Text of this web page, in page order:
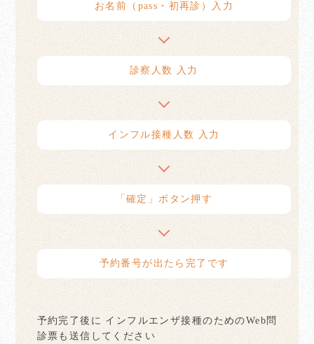
お名前（pass・初再診）入力
診察人数 入力
インフル接種人数 入力
「確定」ボタン押す
予約番号が出たら完了です
予約完了後に インフルエンザ接種のためのWeb問
診票も送信してください